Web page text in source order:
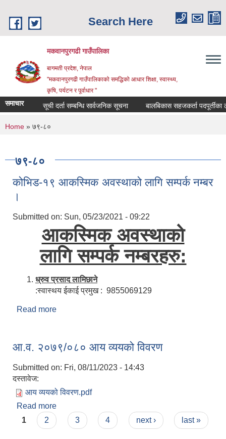
Search Here
मकवानपुरगढी गाउँपालिका
बागमती प्रदेश, नेपाल
"मकवानपुरगढी गाउँपालिकाको समद्धिको आधार शिक्षा, स्‍वास्‍थ्‍य,
कृषि, पर्यटन र पूर्वाधार "
समाचार सूची दर्ता सम्बन्धि सार्वजनिक सूचना बालबिकास सहजकर्ता पदपूर्तीका
You are here
Home » ७९-८०
७९-८०
कोभिड-१९ आकस्मिक अवस्थाको लागि सम्पर्क नम्बर
।
Submitted on: Sun, 05/23/2021 - 09:22
आकस्मिक अवस्थाको
लागि सम्पर्क नम्बरहरु:
ध्रुव प्रसाद लामिछाने
:स्वास्थय ईकाई प्रमुख : 9855069129
Read more
आ.व. २०७९/०८० आय व्‍ययको विवरण
Submitted on: Fri, 08/11/2023 - 14:43
दस्तावेज:
आय व्‍ययको विवरण.pdf
Read more
Pages
1 2 3 4 next › last »